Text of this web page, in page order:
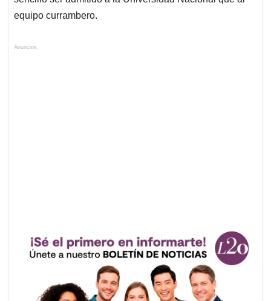
equipo currambero.
Anuncios.